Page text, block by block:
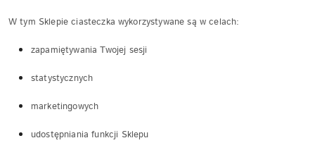
W tym Sklepie ciasteczka wykorzystywane są w celach:
zapamiętywania Twojej sesji
statystycznych
marketingowych
udostępniania funkcji Sklepu